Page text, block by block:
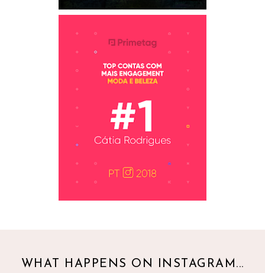
WHAT HAPPENS ON INSTAGRAM...